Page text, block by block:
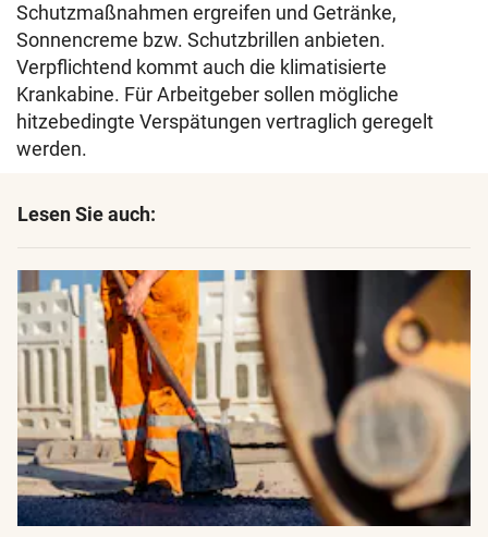
Schutzmaßnahmen ergreifen und Getränke,
Sonnencreme bzw. Schutzbrillen anbieten.
Verpflichtend kommt auch die klimatisierte
Krankabine. Für Arbeitgeber sollen mögliche
hitzebedingte Verspätungen vertraglich geregelt
werden.
Lesen Sie auch: